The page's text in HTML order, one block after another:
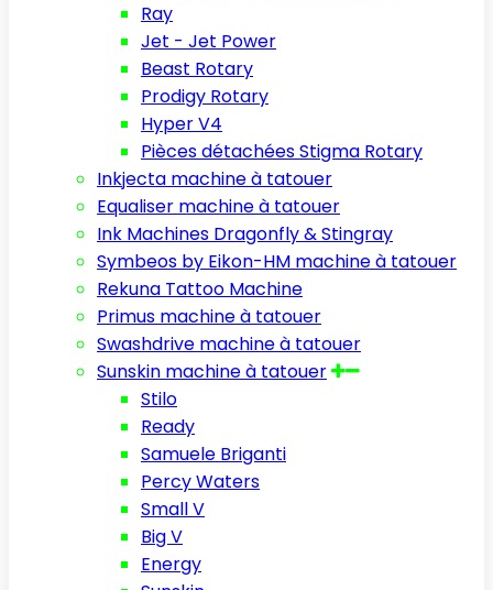
Ray
Jet - Jet Power
Beast Rotary
Prodigy Rotary
Hyper V4
Pièces détachées Stigma Rotary
Inkjecta machine à tatouer
Equaliser machine à tatouer
Ink Machines Dragonfly & Stingray
Symbeos by Eikon-HM machine à tatouer
Rekuna Tattoo Machine
Primus machine à tatouer
Swashdrive machine à tatouer
Sunskin machine à tatouer
Stilo
Ready
Samuele Briganti
Percy Waters
Small V
Big V
Energy